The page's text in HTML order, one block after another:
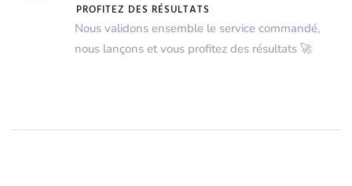
PROFITEZ DES RÉSULTATS
Nous validons ensemble le service commandé,
nous lançons et vous profitez des résultats 🚀